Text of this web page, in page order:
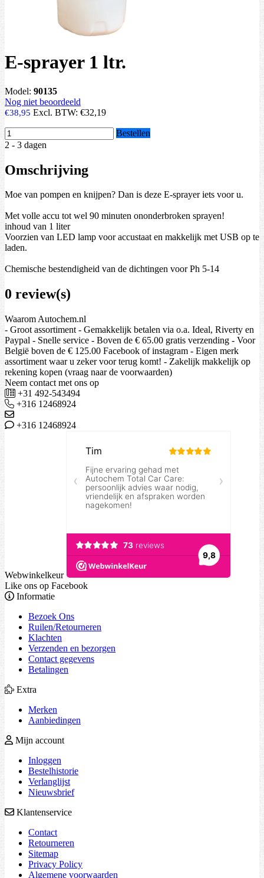
E-sprayer 1 ltr.
Model: 90135
Nog niet beoordeeld
€38,95 Excl. BTW: €32,19
Bestellen
2 - 3 dagen
Omschrijving
Moe van pompen en knijpen? Dan is deze E-sprayer iets voor u.
Met volle accu tot wel 90 minuten ononderbroken sprayen!
inhoud van 1 liter
Voorzien van LED lamp voor accustaat en makkelijk met USB op te
laden.
Chemische bestendigheid van de dichtingen voor Ph 5-14
0 review(s)
Waarom Autochem.nl
- Groot assortiment - Gemakkelijk betalen via o.a. Ideal, Riverty en
Paypal - Snelle service - Boven de € 65.00 gratis verzending - Voor
België boven de € 125.00 Facebook of instagram - Eigen merk
assortiment waar u zeker voor terug komt! - Zakelijk makkelijk op
rekening kopen (vraag naar de voorwaarden)
Neem contact met ons op
+31 492-543494
+316 12468924
+316 12468924
Webwinkelkeur
Like ons op Facebook
Informatie
Bezoek Ons
Ruilen/Retourneren
Klachten
Verzenden en bezorgen
Contact gegevens
Betalingen
Extra
Merken
Aanbiedingen
Mijn account
Inloggen
Bestelhistorie
Verlanglijst
Nieuwsbrief
Klantenservice
Contact
Retourneren
Sitemap
Privacy Policy
Algemene voorwaarden